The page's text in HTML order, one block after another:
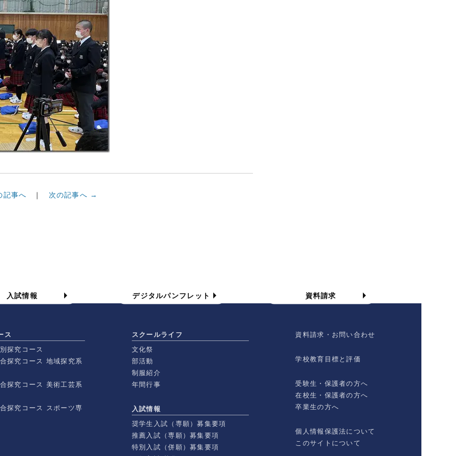
事へ 次の記事へ →
入試情報 デジタルパンフレット 資料請求
ス
探究コース
探究コース 地域探究系
探究コース 美術工芸系
探究コース スポーツ専
スクールライフ
文化祭
部活動
制服紹介
年間行事
入試情報
奨学生入試（専願）募集要項
推薦入試（専願）募集要項
特別入試（併願）募集要項
資料請求・お問い合わせ
学校教育目標と評価
受験生・保護者の方へ
在校生・保護者の方へ
卒業生の方へ
個人情報保護法について
このサイトについて